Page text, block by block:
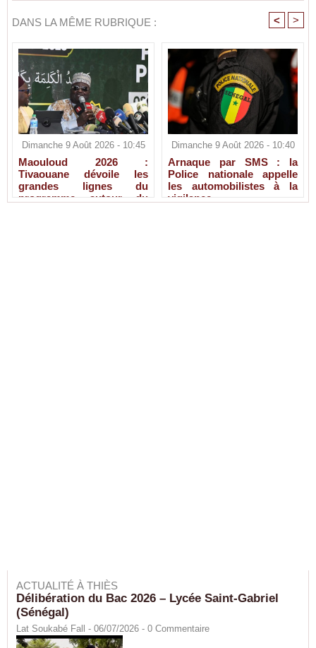
DANS LA MÊME RUBRIQUE : < >
Dimanche 9 Août 2026 - 10:45
Maouloud 2026 :
Tivaouane dévoile les
grandes lignes du
programme autour du
Dimanche 9 Août 2026 - 10:40
Arnaque par SMS : la
Police nationale appelle
les automobilistes à la
vigilance
ACTUALITÉ À THIÈS
Délibération du Bac 2026 – Lycée Saint-Gabriel
(Sénégal)
Lat Soukabé Fall - 06/07/2026 - 0 Commentaire